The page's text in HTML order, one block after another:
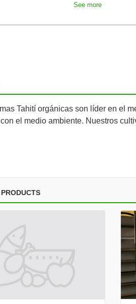
See more
Tahití orgánicas son líder en el
el medio ambiente. Nuestros